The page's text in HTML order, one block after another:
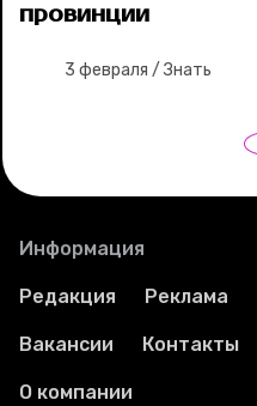
Лучшее
Рецепты
провинции
3 февраля / Знать
Информация
Редакция Реклама
Вакансии Контакты
О компании